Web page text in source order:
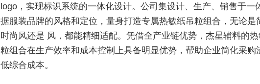
logo，实现标识系统的一体化设计。公司集设计、生产、销售于一
据服装品牌的风格和定位，量身打造专属热敏纸吊粒组合，无论是
时尚风还是 风，都能精细适配。凭借全产业链优势，杰星辅料的热
粒组合在生产效率和成本控制上具备明显优势，帮助企业简化采购
低综合成本。